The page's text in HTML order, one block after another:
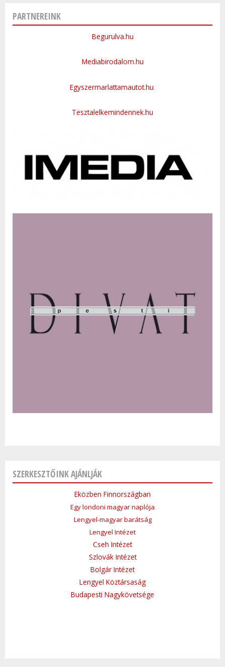
PARTNEREINK
Begurulva.hu
Mediabirodalom.hu
Egyszermarlattamautot.hu
Tesztalelkemindennek.hu
SZERKESZTŐINK AJÁNLJÁK
Eközben Finnországban
Egy londoni magyar naplója
Lengyel-magyar barátság
Lengyel Intézet
Cseh Intézet
Szlovák Intézet
Bolgár Intézet
Lengyel Köztársaság
Budapesti Nagykövetsége